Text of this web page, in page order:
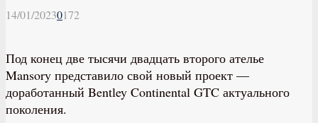
14/01/20230172
Под конец две тысячи двадцать второго ателье
Mansory представило свой новый проект —
доработанный Bentley Continental GTC актуального
поколения.